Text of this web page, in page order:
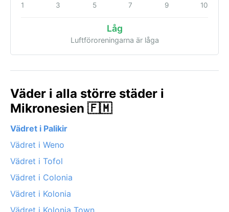
1 3 5 7 9 10
Låg
Luftföroreningarna är låga
Väder i alla större städer i
Mikronesien 🇫🇲
Vädret i Palikir
Vädret i Weno
Vädret i Tofol
Vädret i Colonia
Vädret i Kolonia
Vädret i Kolonia Town